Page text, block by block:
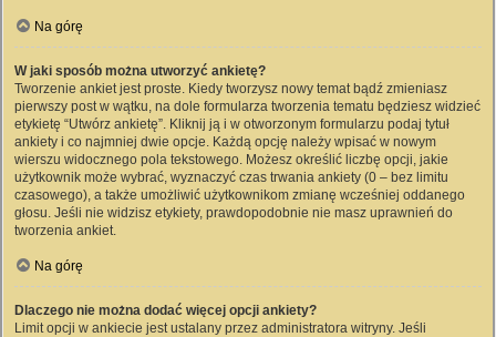
Na górę
W jaki sposób można utworzyć ankietę?
Tworzenie ankiet jest proste. Kiedy tworzysz nowy temat bądź zmieniasz
pierwszy post w wątku, na dole formularza tworzenia tematu będziesz widzieć
etykietę “Utwórz ankietę”. Kliknij ją i w otworzonym formularzu podaj tytuł
ankiety i co najmniej dwie opcje. Każdą opcję należy wpisać w nowym
wierszu widocznego pola tekstowego. Możesz określić liczbę opcji, jakie
użytkownik może wybrać, wyznaczyć czas trwania ankiety (0 – bez limitu
czasowego), a także umożliwić użytkownikom zmianę wcześniej oddanego
głosu. Jeśli nie widzisz etykiety, prawdopodobnie nie masz uprawnień do
tworzenia ankiet.
Na górę
Dlaczego nie można dodać więcej opcji ankiety?
Limit opcji w ankiecie jest ustalany przez administratora witryny. Jeśli